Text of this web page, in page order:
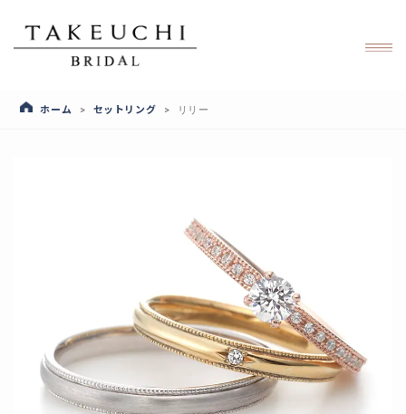
ホーム > セットリング > リリー